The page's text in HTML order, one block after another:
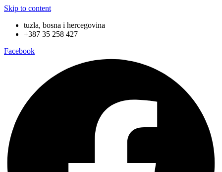
Skip to content
tuzla, bosna i hercegovina
+387 35 258 427
Facebook